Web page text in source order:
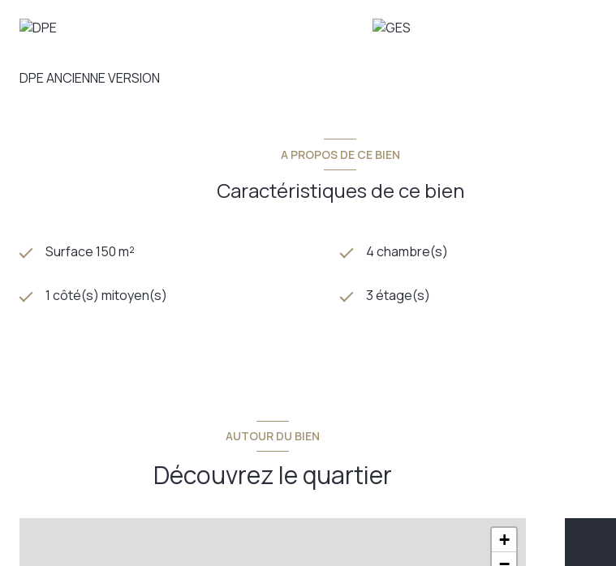
DPE ANCIENNE VERSION
A PROPOS DE CE BIEN
Caractéristiques de ce bien
Surface 150 m² 4 chambre(s)
1 côté(s) mitoyen(s) 3 étage(s)
AUTOUR DU BIEN
Découvrez le quartier
+